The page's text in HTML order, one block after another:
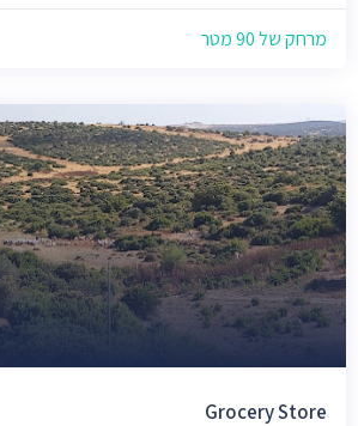
מרחק של 90 מטר
Grocery Store